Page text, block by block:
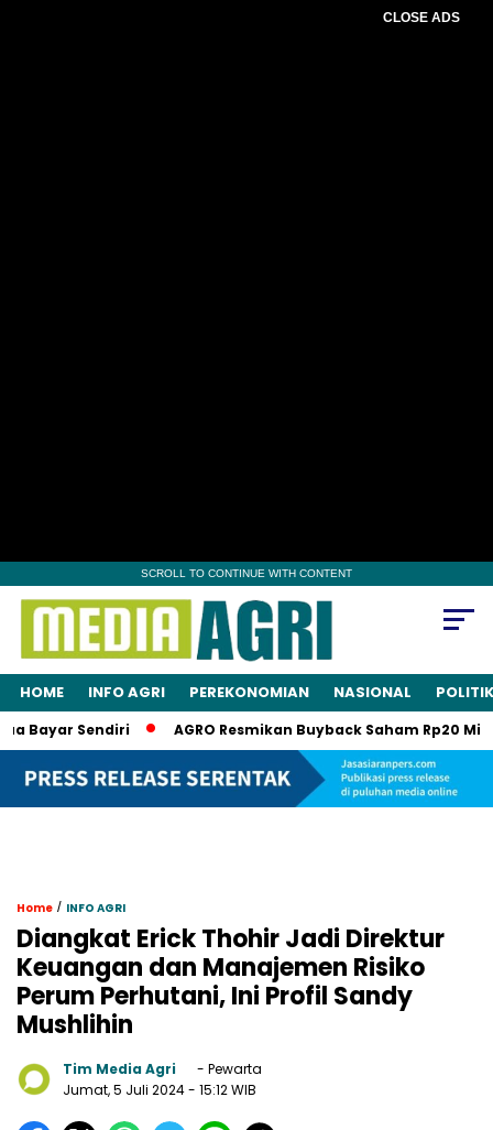
CLOSE ADS
SCROLL TO CONTINUE WITH CONTENT
HOME INFO AGRI PEREKONOMIAN NASIONAL POLITIK
Sendiri AGRO Resmikan Buyback Saham Rp20
Home / INFO AGRI
Diangkat Erick Thohir Jadi Direktur
Keuangan dan Manajemen Risiko
Perum Perhutani, Ini Profil Sandy
Mushlihin
Tim Media Agri
- Pewarta
Jumat, 5 Juli 2024- 15:12 WIB